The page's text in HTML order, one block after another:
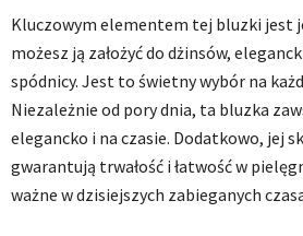
Kluczowym elementem tej bluzki jest
możesz ją założyć do dżinsów,
spódnicy. Jest to świetny wybór na
Niezależnie od pory dnia, ta bluzka
elegancko i na czasie. Dodatkowo, jej
gwarantują trwałość i łatwość w
ważne w dzisiejszych zabieganych